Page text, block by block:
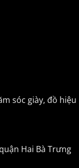
sóc giày, đồ hiệu
Hai Bà Trưng